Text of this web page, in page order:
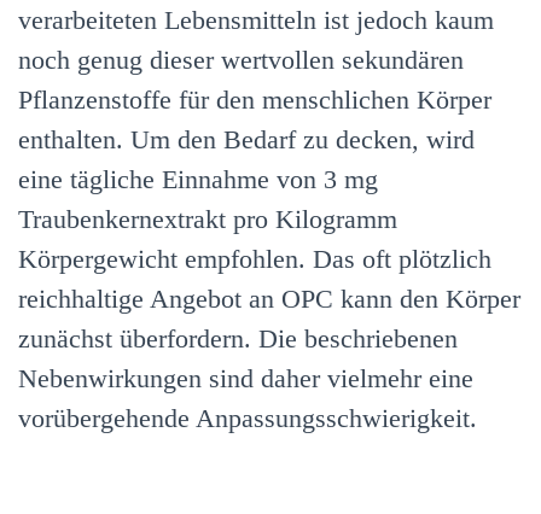
verarbeiteten Lebensmitteln ist jedoch kaum
noch genug dieser wertvollen sekundären
Pflanzenstoffe für den menschlichen Körper
enthalten. Um den Bedarf zu decken, wird
eine tägliche Einnahme von 3 mg
Traubenkernextrakt pro Kilogramm
Körpergewicht empfohlen. Das oft plötzlich
reichhaltige Angebot an OPC kann den Körper
zunächst überfordern. Die beschriebenen
Nebenwirkungen sind daher vielmehr eine
vorübergehende Anpassungsschwierigkeit.